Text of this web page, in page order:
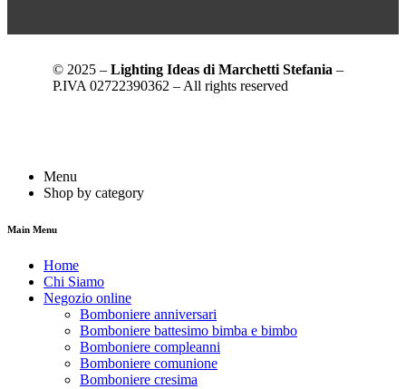
© 2025 – Lighting Ideas di Marchetti Stefania –
P.IVA 02722390362 – All rights reserved
Menu
Shop by category
Main Menu
Home
Chi Siamo
Negozio online
Bomboniere anniversari
Bomboniere battesimo bimba e bimbo
Bomboniere compleanni
Bomboniere comunione
Bomboniere cresima